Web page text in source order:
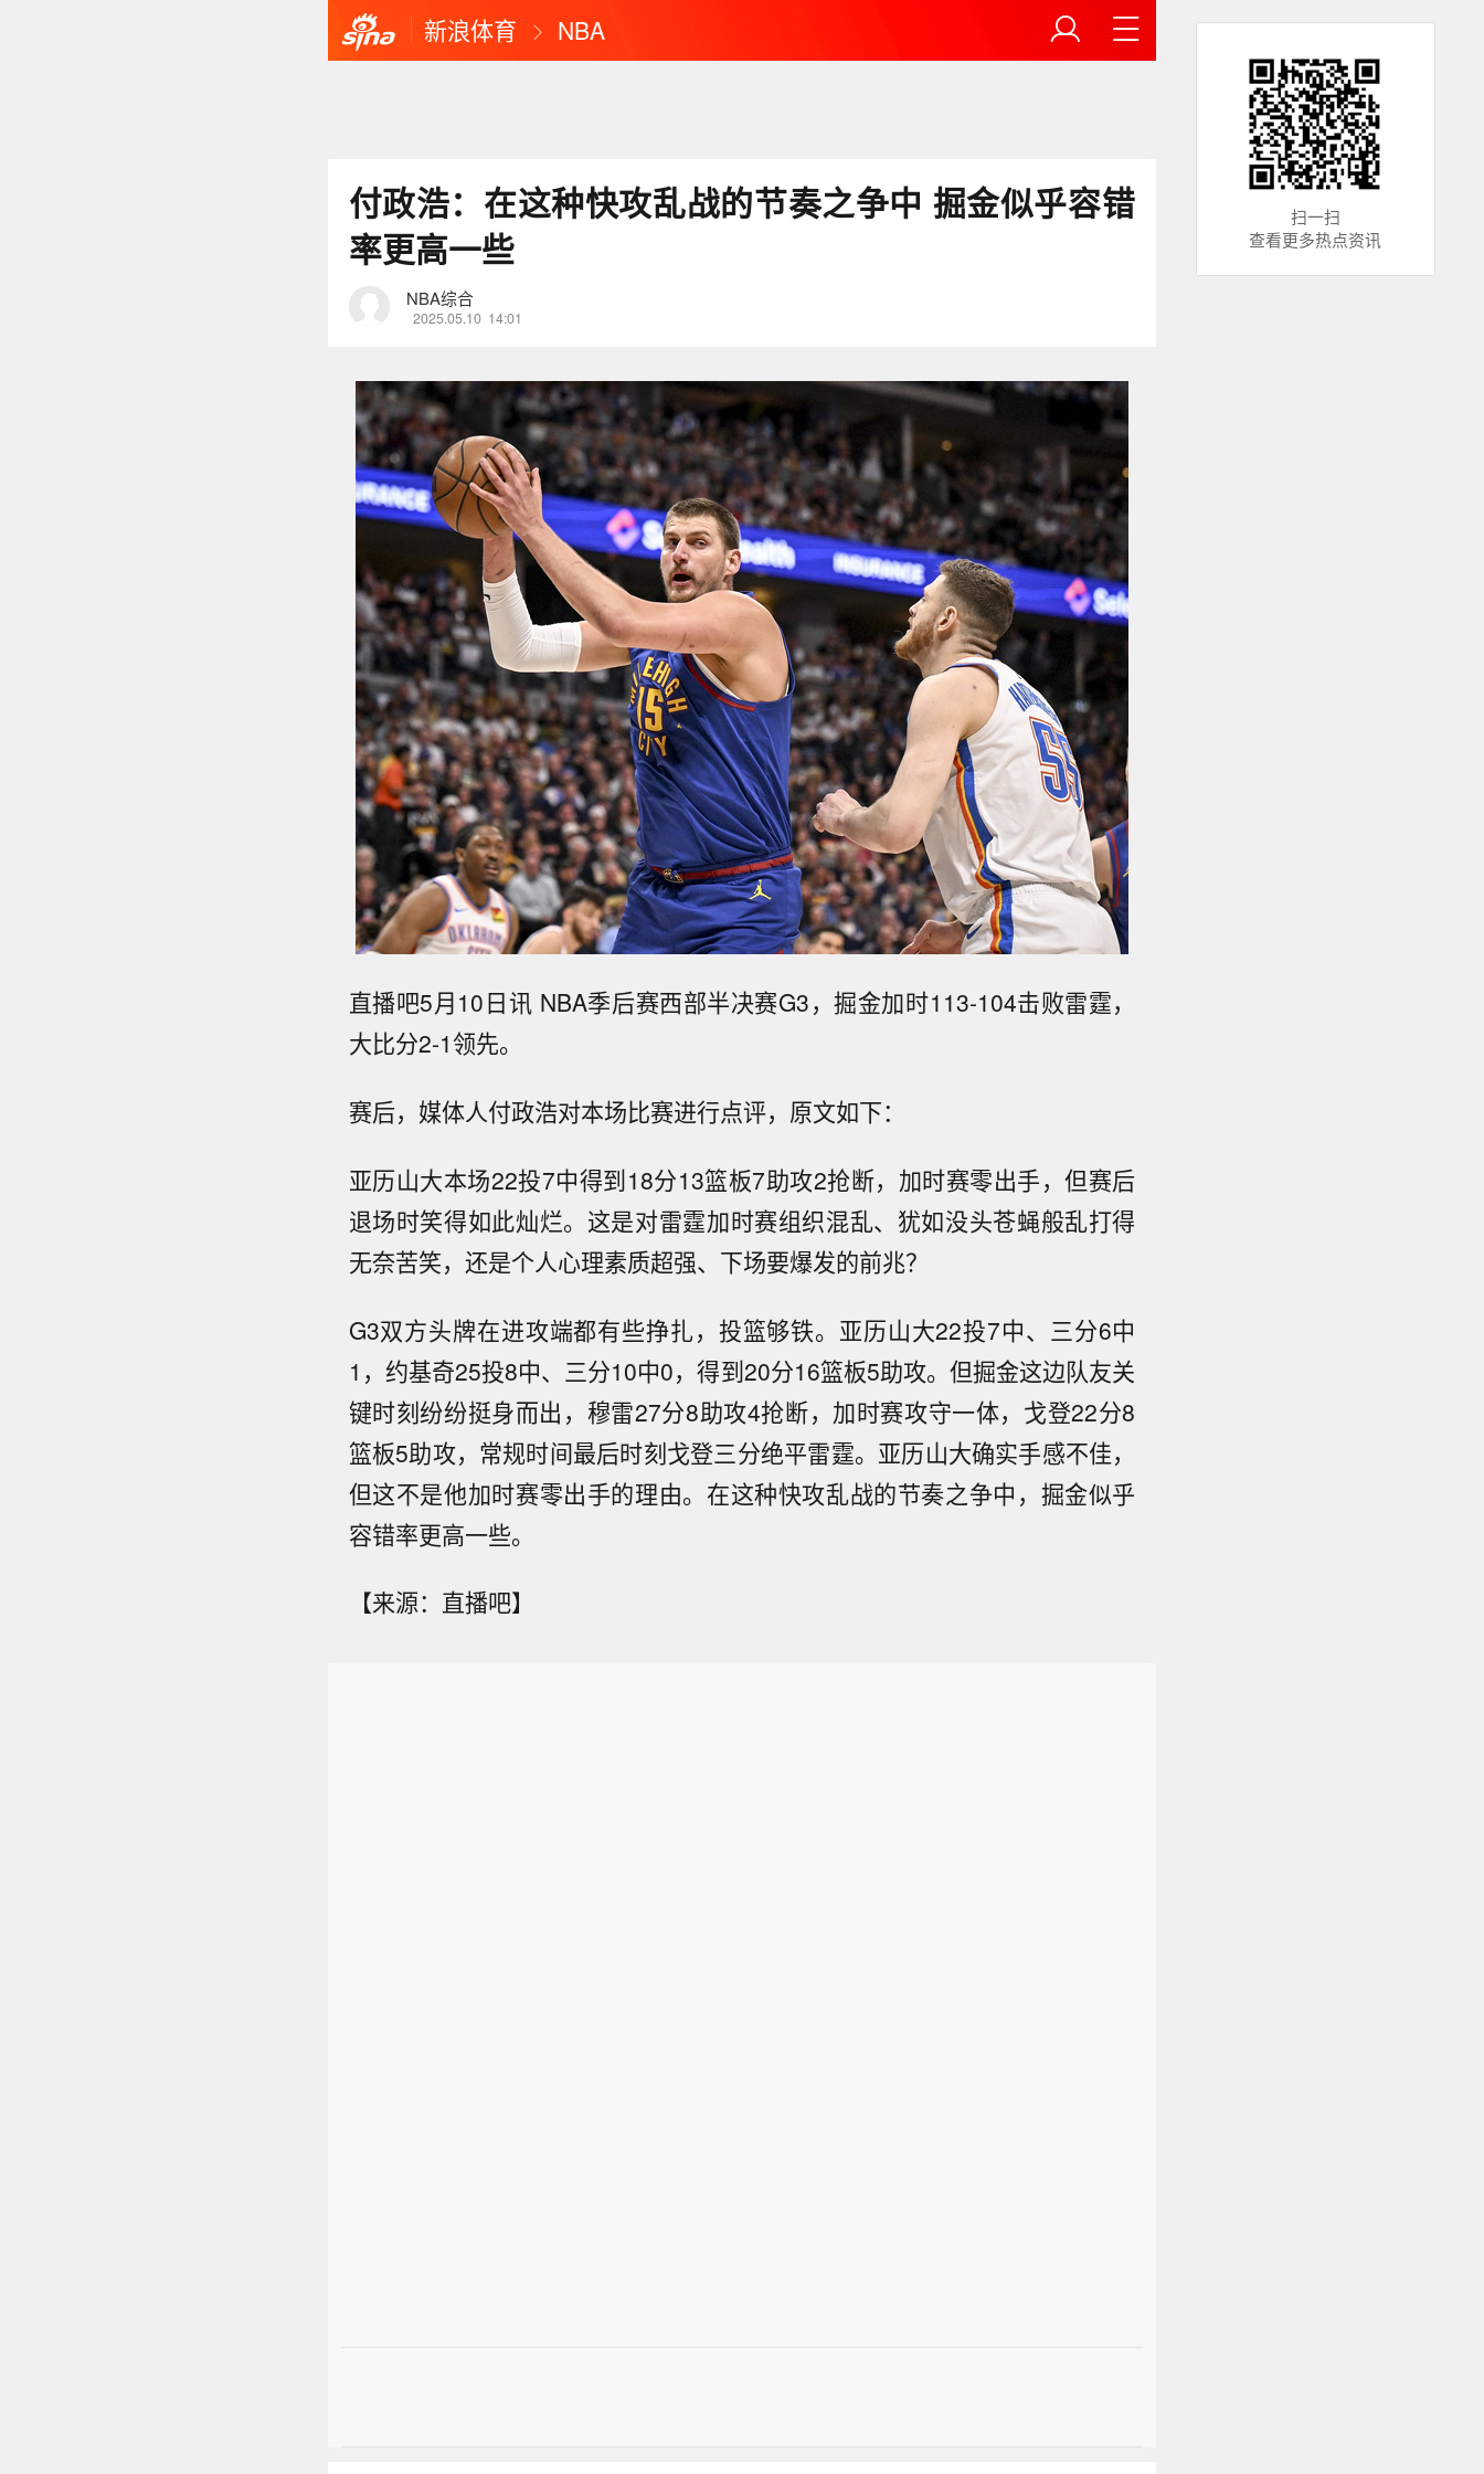
新浪体育 NBA
付政浩：在这种快攻乱战的节奏之争中 掘金似乎容错
率更高一些
NBA综合
2025.05.10 14:01
直播吧5月10日讯 NBA季后赛西部半决赛G3，掘金加时113-104击败雷霆，
大比分2-1领先。
赛后，媒体人付政浩对本场比赛进行点评，原文如下：
亚历山大本场22投7中得到18分13篮板7助攻2抢断，加时赛零出手，但赛后
退场时笑得如此灿烂。这是对雷霆加时赛组织混乱、犹如没头苍蝇般乱打得
无奈苦笑，还是个人心理素质超强、下场要爆发的前兆？
G3双方头牌在进攻端都有些挣扎，投篮够铁。亚历山大22投7中、三分6中
1，约基奇25投8中、三分10中0，得到20分16篮板5助攻。但掘金这边队友关
键时刻纷纷挺身而出，穆雷27分8助攻4抢断，加时赛攻守一体，戈登22分8
篮板5助攻，常规时间最后时刻戈登三分绝平雷霆。亚历山大确实手感不佳，
但这不是他加时赛零出手的理由。在这种快攻乱战的节奏之争中，掘金似乎
容错率更高一些。
【来源：直播吧】
扫一扫
查看更多热点资讯